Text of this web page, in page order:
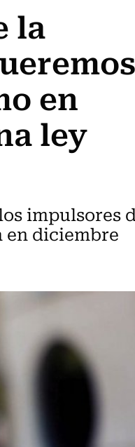
la
en
ley
impulsores
en diciembre